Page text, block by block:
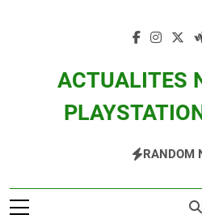
ACTUALITES
Zelda, Splatoon,RANDOM